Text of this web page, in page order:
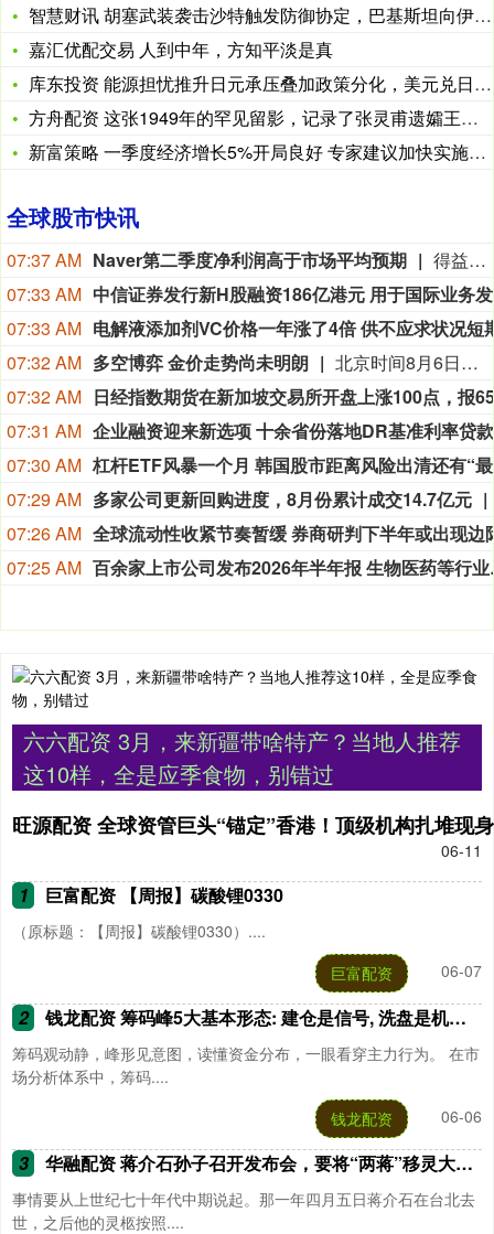
智慧财讯 胡塞武装袭击沙特触发防御协定，巴基斯坦向伊朗划出明
嘉汇优配交易 人到中年，方知平淡是真
库东投资 能源担忧推升日元承压叠加政策分化，美元兑日元维持高
方舟配资 这张1949年的罕见留影，记录了张灵甫遗孀王玉龄携
新富策略 一季度经济增长5%开局良好 专家建议加快实施城乡居
全球股市快讯
07:37 AM Naver第二季度净利润高于市场平均预期
得益于核心搜索平台和电商业务的稳定增长，韩国互联网巨头Naver公布了稳健的第二季度业绩。Naver公布的业绩好于市场平均预期。与此同时，这家韩国主导搜索引擎背后的公司一直在扩大其人工智能(AI)的布局，最近与AI芯片领导者英伟达和美国私募股权投资公司博枫(Brookfield)达成了数以十亿美元计的合作，以建立千兆瓦级的AI云基础设施。该公司周五表示，4-6月当季净利润同比增长42%，至7,043亿韩元（合4.949亿美元）。这一数字超过了FactSet汇编的4,717.1亿韩元的平均预期。营收增长16%，至3.389万亿韩元；营业利润微降0.2%，至5,203亿韩元。今年以来，该公司股价已下跌约7%，跑输基准韩国综合指数(Kospi)近50%的涨幅。
07:33 AM
07:33 AM
07:32 AM 多空博弈 金价走势尚未明朗
北京时间8月6日，国内多家黄金珠宝品牌公布的境内足金饰品价格为1300元/克左右，单克较前一日上涨超过55元。这一价格调整的背后，是黄金这一原料的价格在反复震荡后迎来快速突破。当日，伦敦现货黄金继前一交易日上涨超过5%后继续上行，盘中一度突破4300美元/盎司。上海黄金交易所现货黄金（Au99.99）也连续两个交易日涨幅超过2%，于8月6日突破935元/克。业内人士认为，长期来看，支撑金价的结构性力量仍然存在，但短期内，金价仍处于多重影响因素的反复博弈中，将于8月7日公布的美国非农就业数据等仍有不确定性，黄金价格存在宽幅波动风险。（上海证券报）
07:32 AM
07:31 AM 企业融资迎来新选项 十余省份落地DR基准利率贷款
07:30 AM
07:29 AM 多家公司更新回购进度，8月份累计成交14.7亿元
07:26 AM
07:25 AM
百余家
六六配资 3月，来新疆带啥特产？当地人推荐
这10样，全是应季食物，别错过
旺源配资 全球资管巨头“锚定”香港！顶级机构扎堆现
06-11
1 巨富配资 【周报】碳酸锂0330
（原标题：【周报】碳酸锂0330）....
06-07
巨富配资
2 钱龙配资 筹码峰5大基本形态: 建仓是信号, 洗盘是机会, 破仓必须跑!
筹码观动静，峰形见意图，读懂资金分布，一眼看穿主力行为。 在市
场分析体系中，筹码....
06-06
钱龙配资
3 华融配资 蒋介石孙子召开发布会，要将“两蒋”移灵大陆，两句话让世人唏嘘
事情要从上世纪七十年代中期说起。那一年四月五日蒋介石在台北去
世，之后他的灵柩按照....